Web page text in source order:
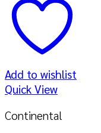
Add to wishlist
Quick View
Continental